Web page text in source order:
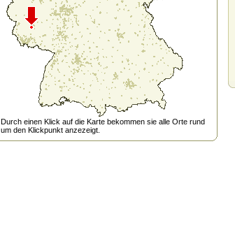
Durch einen Klick auf die Karte bekommen sie alle Orte rund
um den Klickpunkt anzezeigt.